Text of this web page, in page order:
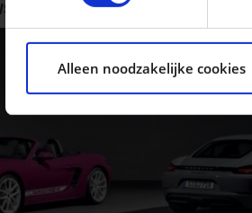
We gebruiken cookies om
ons websiteverkeer te
social media, adverteren en
aan ze heeft verstrekt of die ze
Alleen noodzakelijke cookies